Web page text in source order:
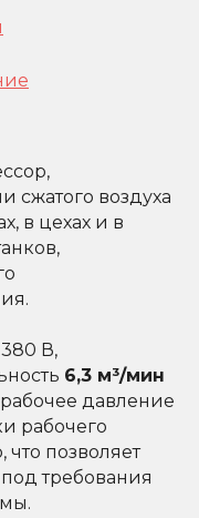
сжатого воздуха
в цехах и в
380 В,
6,3 м³/мин
давление
рабочего
что позволяет
требования